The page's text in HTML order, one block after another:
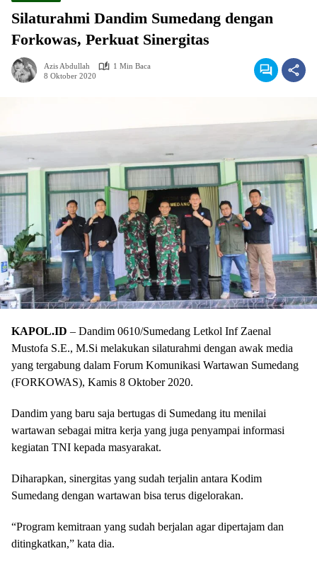
Silaturahmi Dandim Sumedang dengan
Forkowas, Perkuat Sinergitas
Azis Abdullah
1 Min Baca
8 Oktober 2020
KAPOL.ID – Dandim 0610/Sumedang Letkol Inf Zaenal
Mustofa S.E., M.Si melakukan silaturahmi dengan awak media
yang tergabung dalam Forum Komunikasi Wartawan Sumedang
(FORKOWAS), Kamis 8 Oktober 2020.
Dandim yang baru saja bertugas di Sumedang itu menilai
wartawan sebagai mitra kerja yang juga penyampai informasi
kegiatan TNI kepada masyarakat.
Diharapkan, sinergitas yang sudah terjalin antara Kodim
Sumedang dengan wartawan bisa terus digelorakan.
“Program kemitraan yang sudah berjalan agar dipertajam dan
ditingkatkan,” kata dia.